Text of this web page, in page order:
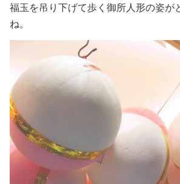
福玉を吊り下げて歩く御所人形の姿が
ね。